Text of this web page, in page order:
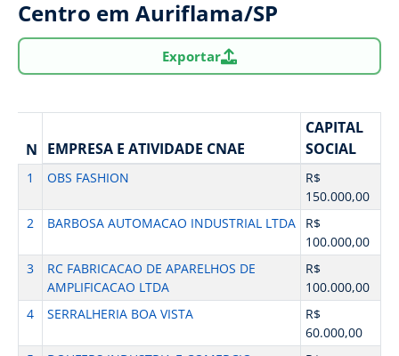
Centro em Auriflama/SP
Exportar
N EMPRESA E ATIVIDADE CNAE
CAPITAL
SOCIAL
1 OBS FASHION
R$
150.000,00
2
BARBOSA AUTOMACAO INDUSTRIAL LTDA
R$
100.000,00
3
RC FABRICACAO DE APARELHOS DE
AMPLIFICACAO LTDA
R$
100.000,00
4
SERRALHERIA BOA VISTA
R$
60.000,00